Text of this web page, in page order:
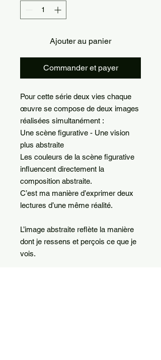
Ajouter au panier
Commander et payer
Pour cette série deux vies chaque
œuvre se compose de deux images
réalisées simultanément :
Une scène figurative - Une vision
plus abstraite
Les couleurs de la scène figurative
influencent directement la
composition abstraite.
C’est ma manière d’exprimer deux
lectures d’une même réalité.
L’image abstraite reflète la manière
dont je ressens et perçois ce que je
vois.